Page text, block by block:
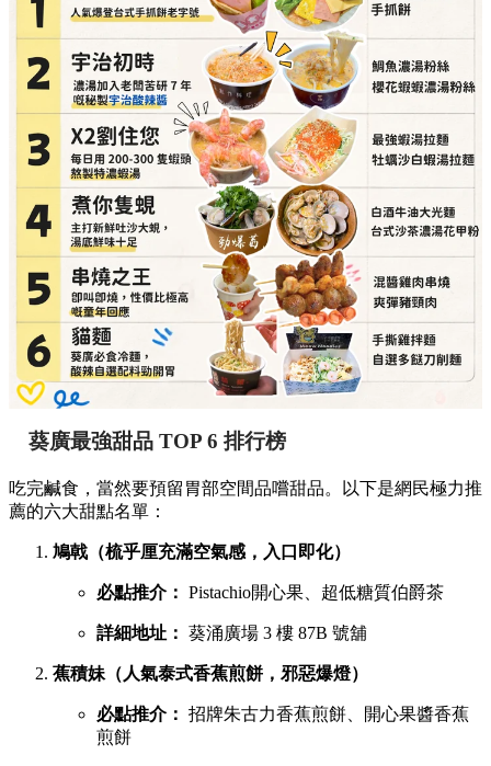
葵廣最強甜品 TOP 6 排行榜
吃完鹹食，當然要預留胃部空間品嚐甜品。以下是網民極力推
薦的六大甜點名單：
鳩戟（梳乎厘充滿空氣感，入口即化）
必點推介： Pistachio開心果、超低糖質伯爵茶
詳細地址： 葵涌廣場 3 樓 87B 號舖
蕉積妹（人氣泰式香蕉煎餅，邪惡爆燈）
必點推介： 招牌朱古力香蕉煎餅、開心果醬香蕉
煎餅